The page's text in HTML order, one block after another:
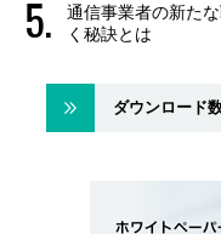
通信事業者の新た
く秘訣とは
ダウンロード